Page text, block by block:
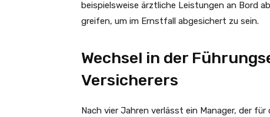
beispielsweise ärztliche Leistungen an Bord
greifen, um im Ernstfall abgesichert zu sein.
Wechsel in der
Versicherers
Nach vier Jahren verlässt ein Manager, der